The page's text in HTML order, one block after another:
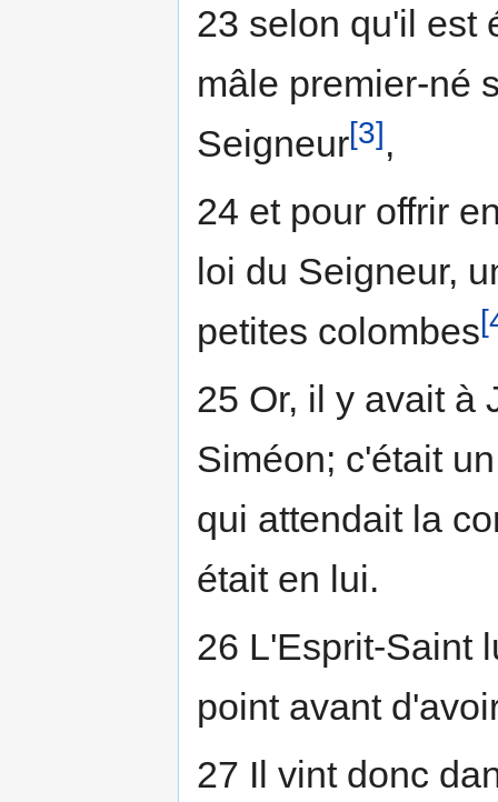
23 selon qu'il est
mâle premier-né
Seigneur[3],
24 et pour offrir
loi du Seigneur,
petites colombes
25 Or, il y avait à
Siméon; c'était
qui attendait la
était en lui.
26 L'Esprit-Saint
point avant
27 Il vint donc